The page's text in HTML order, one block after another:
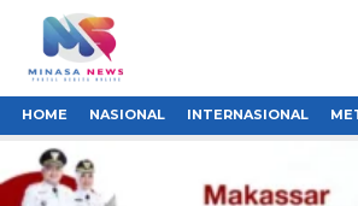
HOME NASIONAL INTERNASIONAL